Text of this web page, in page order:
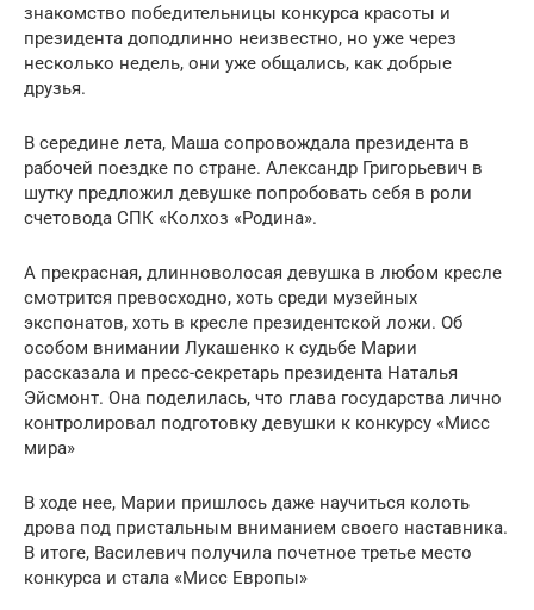
знакомство победительницы конкурса красоты и
президента доподлинно неизвестно, но уже через
несколько недель, они уже общались, как добрые
друзья.
В середине лета, Маша сопровождала президента в
рабочей поездке по стране. Александр Григорьевич в
шутку предложил девушке попробовать себя в роли
счетовода СПК «Колхоз «Родина».
А прекрасная, длинноволосая девушка в любом кресле
смотрится превосходно, хоть среди музейных
экспонатов, хоть в кресле президентской ложи. Об
особом внимании Лукашенко к судьбе Марии
рассказала и пресс-секретарь президента Наталья
Эйсмонт. Она поделилась, что глава государства лично
контролировал подготовку девушки к конкурсу «Мисс
мира»
В ходе нее, Марии пришлось даже научиться колоть
дрова под пристальным вниманием своего наставника.
В итоге, Василевич получила почетное третье место
конкурса и стала «Мисс Европы»